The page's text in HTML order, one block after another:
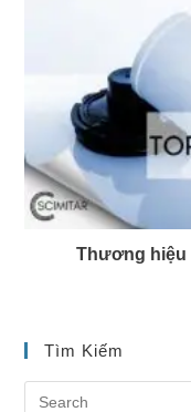
Thương hiệu
Tìm Kiếm